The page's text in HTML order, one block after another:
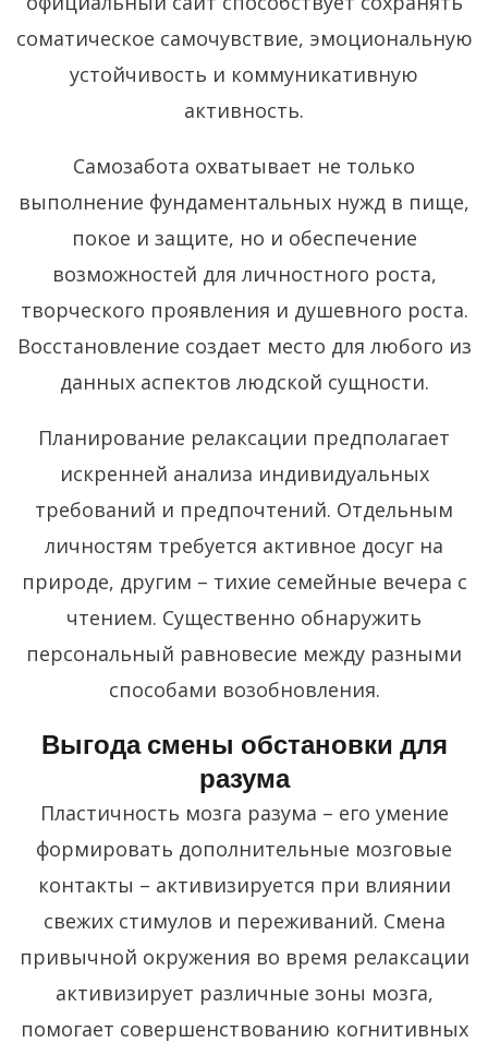
соматическое самочувствие, эмоциональную
устойчивость и коммуникативную
активность.
Самозабота охватывает не только
выполнение фундаментальных нужд в пище,
покое и защите, но и обеспечение
возможностей для личностного роста,
творческого проявления и душевного роста.
Восстановление создает место для любого из
данных аспектов людской сущности.
Планирование релаксации предполагает
искренней анализа индивидуальных
требований и предпочтений. Отдельным
личностям требуется активное досуг на
природе, другим – тихие семейные вечера с
чтением. Существенно обнаружить
персональный равновесие между разными
способами возобновления.
Выгода смены обстановки для
разума
Пластичность мозга разума – его умение
формировать дополнительные мозговые
контакты – активизируется при влиянии
свежих стимулов и переживаний. Смена
привычной окружения во время релаксации
активизирует различные зоны мозга,
помогает совершенствованию когнитивных